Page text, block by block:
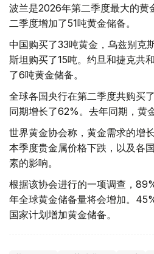
波兰是2026年第二季度最大的黄
二季度增加了51吨黄金储备。
中国购买了33吨黄金，乌兹别克
斯坦购买了15吨。约旦和捷克共
了6吨黄金储备。
全球各国央行在第二季度共购买
同期增长了62%。去年同期，黄
世界黄金协会称，黄金需求的增
本季度贵金属价格下跌，以及各
素的影响。
根据该协会进行的一项调查，
年全球黄金储备量将会增加。
国家计划增加黄金储备。